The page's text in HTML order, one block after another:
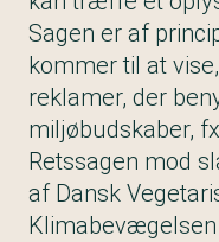
Sagen er af
kommer til at
reklamer, der
miljøbudskaber,
Retssagen mod
af Dansk
Klimabevægelsen